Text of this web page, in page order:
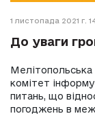
1 листопада 2021 г.
До уваги
Мелітопольська
комітет
питань, що
погоджень в